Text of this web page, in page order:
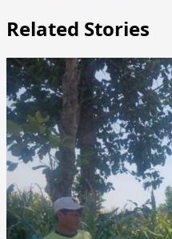
Related Stories